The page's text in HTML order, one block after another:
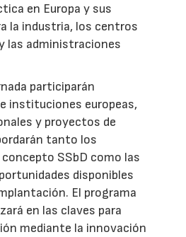
en Europa y sus
la industria, los centros
las administraciones
participarán
instituciones europeas,
y proyectos de
tanto los
SSbD como las
disponibles
El programa
en las claves para
mediante la innovación